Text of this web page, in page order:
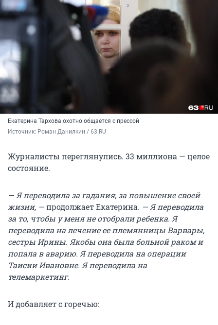
Екатерина Тархова охотно общается с прессой
Источник: Роман Данилкин / 63.RU
Журналисты переглянулись. 33 миллиона — целое
состояние.
— Я переводила за гадания, за повышение своей
жизни, —продолжает Екатерина. — Я переводила
за то, чтобы у меня не отобрали ребенка. Я
переводила на лечение ее племянницы Варвары,
сестры Ирины. Якобы она была больной раком и
попала в аварию. Я переводила на операции
Таисии Ивановне. Я переводила на
телемаркетинг.
И добавляет с горечью: